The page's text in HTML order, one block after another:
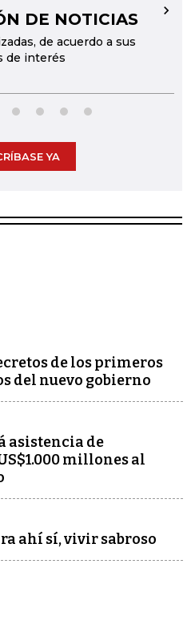
DE NOTICIAS
de acuerdo a sus
de interés
→
YA
de los primeros
del nuevo gobierno
asistencia de
millones al
ahí sí, vivir sabroso